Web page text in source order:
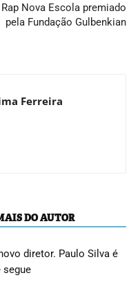
Rap Nova Escola premiado
pela Fundação Gulbenkian
Ferreira
DO AUTOR
diretor. Paulo Silva é
segue